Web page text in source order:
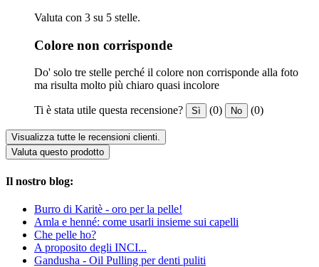
Valuta con 3 su 5 stelle.
Colore non corrisponde
Do' solo tre stelle perché il colore non corrisponde alla foto
ma risulta molto più chiaro quasi incolore
Ti è stata utile questa recensione? Sì (0) No (0)
Visualizza tutte le recensioni clienti.
Valuta questo prodotto
Il nostro blog:
Burro di Karitè - oro per la pelle!
Amla e henné: come usarli insieme sui capelli
Che pelle ho?
A proposito degli INCI...
Gandusha - Oil Pulling per denti puliti